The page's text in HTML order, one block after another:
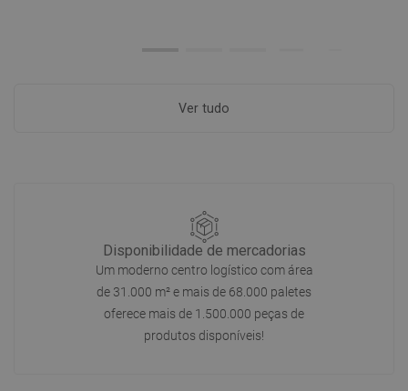
Ver tudo
Disponibilidade de mercadorias
Um moderno centro logístico com área
de 31.000 m² e mais de 68.000 paletes
oferece mais de 1.500.000 peças de
produtos disponíveis!